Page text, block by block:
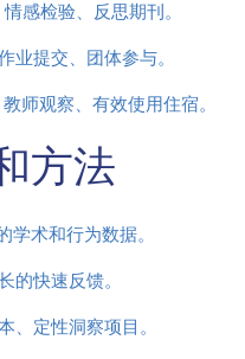
感检验、反思期刊。
业提交、团体参与。
师观察、有效使用住宿。
方法
学术和行为数据。
的快速反馈。
、定性洞察项目。